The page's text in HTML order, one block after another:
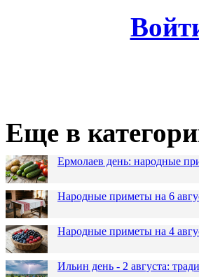
Еще в
Ермолаев день: народные
Народные приметы на 6
Народные приметы на 4
Ильин день - 2 августа: